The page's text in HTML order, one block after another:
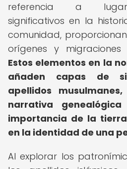
referencia a
significativos en la
comunidad,
orígenes y
Estos elementos en la
añaden capas de
apellidos
narrativa
importancia de la
en la identidad de una
Al explorar los